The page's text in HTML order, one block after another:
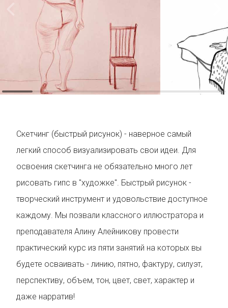
Скетчинг (быстрый рисунок) - наверное самый
легкий способ визуализировать свои идеи. Для
освоения скетчинга не обязательно много лет
рисовать гипс в "художке". Быстрый рисунок -
творческий инструмент и удовольствие доступное
каждому. Мы позвали классного иллюстратора и
преподавателя Алину Алейникову провести
практический курс из пяти занятий на которых вы
будете осваивать - линию, пятно, фактуру, силуэт,
перспективу, объем, тон, цвет, свет, характер и
даже нарратив!